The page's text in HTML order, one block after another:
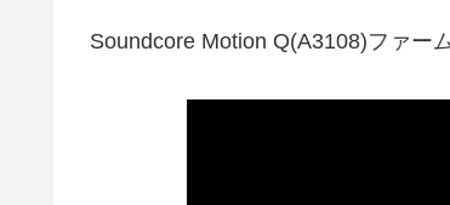
Soundcore Motion Q(A3108)ファー